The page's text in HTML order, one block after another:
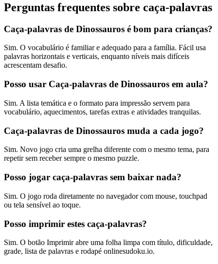
Perguntas frequentes sobre caça-palavras
Caça-palavras de Dinossauros é bom para crianças?
Sim. O vocabulário é familiar e adequado para a família. Fácil usa
palavras horizontais e verticais, enquanto níveis mais difíceis
acrescentam desafio.
Posso usar Caça-palavras de Dinossauros em aula?
Sim. A lista temática e o formato para impressão servem para
vocabulário, aquecimentos, tarefas extras e atividades tranquilas.
Caça-palavras de Dinossauros muda a cada jogo?
Sim. Novo jogo cria uma grelha diferente com o mesmo tema, para
repetir sem receber sempre o mesmo puzzle.
Posso jogar caça-palavras sem baixar nada?
Sim. O jogo roda diretamente no navegador com mouse, touchpad
ou tela sensível ao toque.
Posso imprimir estes caça-palavras?
Sim. O botão Imprimir abre uma folha limpa com título, dificuldade,
grade, lista de palavras e rodapé onlinesudoku.io.